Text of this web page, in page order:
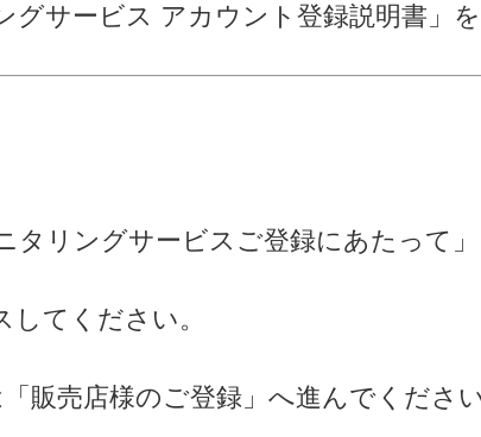
グサービス アカウント登録説明書」
タリングサービスご登録にあたって
してください。
販売店様のご登録」へ進んでください